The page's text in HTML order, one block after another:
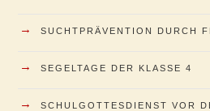
→ SUCHTPRÄVENTION DURCH
→ SEGELTAGE DER KLASSE 4
→ SCHULGOTTESDIENST VOR